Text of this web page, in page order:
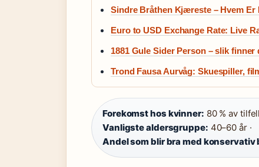
Sindre Bråthen Kjæreste – Hvem Er
Euro to USD Exchange Rate: Live
1881 Gule Sider Person – slik finner
Trond Fausa Aurvåg: Skuespiller,
Forekomst hos kvinner: 80 % av
Vanligste aldersgruppe: 40–60 år ·
Andel som blir bra med konservativ